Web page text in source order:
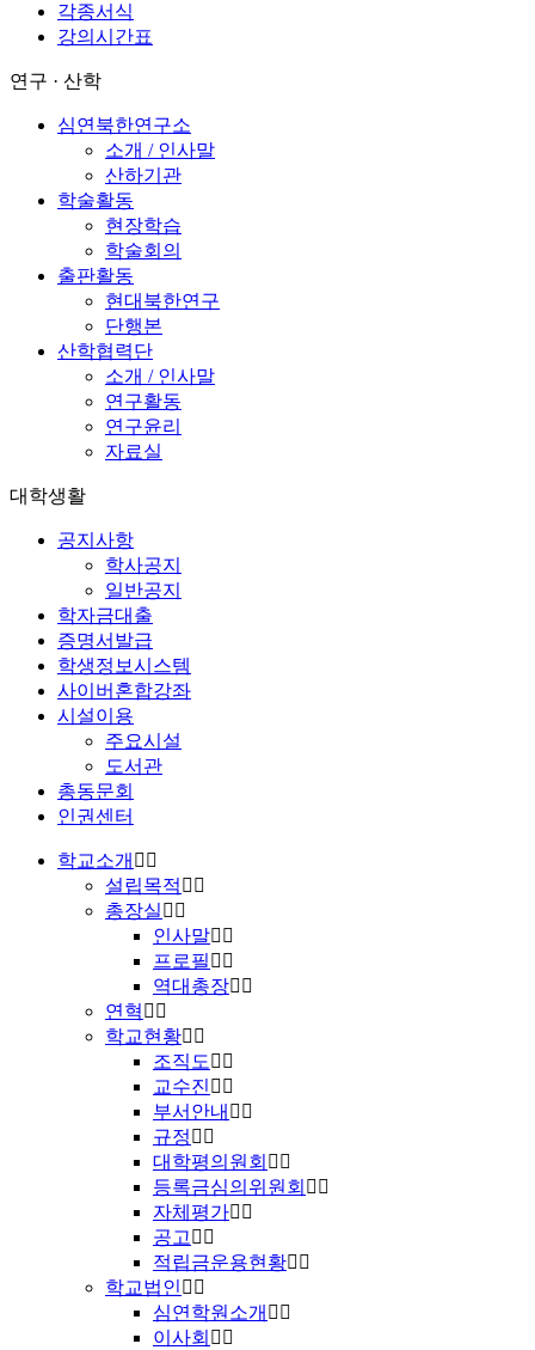
각종서식
강의시간표
연구 · 산학
심연북한연구소
소개 / 인사말
산하기관
학술활동
현장학습
학술회의
출판활동
현대북한연구
단행본
산학협력단
소개 / 인사말
연구활동
연구윤리
자료실
대학생활
공지사항
학사공지
일반공지
학자금대출
증명서발급
학생정보시스템
사이버혼합강좌
시설이용
주요시설
도서관
총동문회
인권센터
학교소개
설립목적
총장실
인사말
프로필
역대총장
연혁
학교현황
조직도
교수진
부서안내
규정
대학평의원회
등록금심의위원회
자체평가
공고
적립금운용현황
학교법인
심연학원소개
이사회